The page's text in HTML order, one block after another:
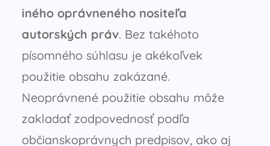
iného oprávneného nositeľa
autorských práv. Bez takéhoto
písomného súhlasu je akékoľvek
použitie obsahu zakázané.
Neoprávnené použitie obsahu môže
zakladať zodpovednosť podľa
občianskoprávnych predpisov, ako aj